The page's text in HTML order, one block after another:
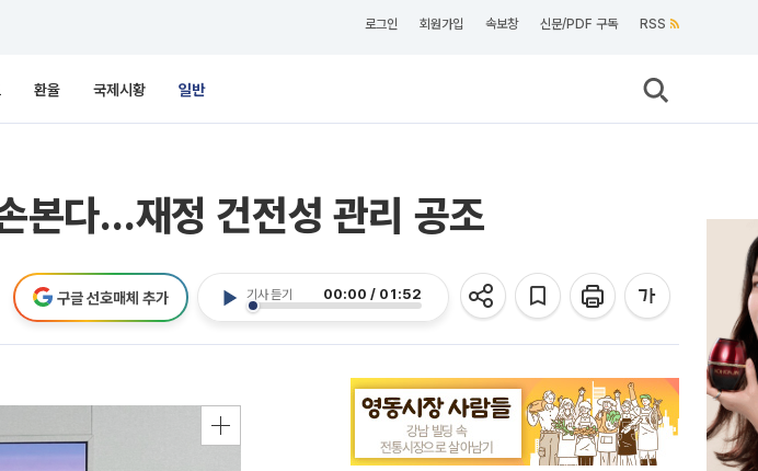
로그인 회원가입 속보창 신문/PDF 구독 RSS
환율 국제시황 일반
본다…재정 건전성 관리 공조
기사 듣기 00:00 / 01:52
구글 선호매체 추가